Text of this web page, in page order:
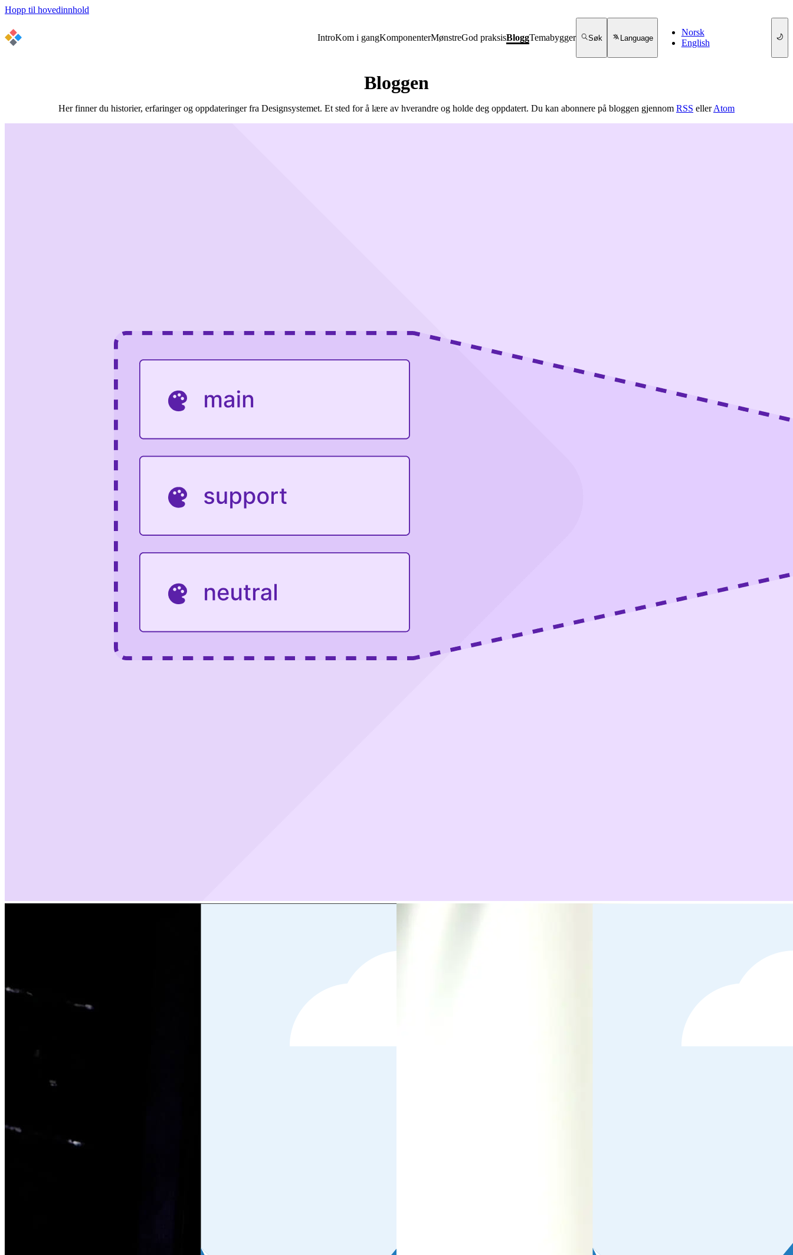
Hopp til hovedinnhold
IntroKom i gangKomponenterMønstreGod praksisBloggTemabygger Søk Language
Norsk
English
Bloggen
Her finner du historier, erfaringer og oppdateringer fra Designsystemet. Et sted for å lære av hverandre og holde deg oppdatert. Du kan abonnere på bloggen gjennom RSS ellerAtom